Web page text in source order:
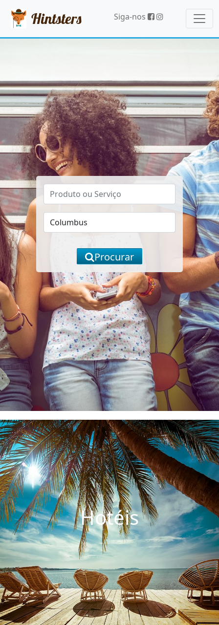
Hintsters Siga-nos
Procurar